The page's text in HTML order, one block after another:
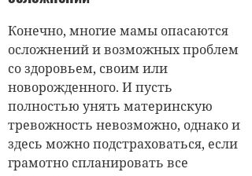
Конечно, многие мамы опасаются
осложнений и возможных проблем
со здоровьем, своим или
новорожденного. И пусть
полностью унять материнскую
тревожность невозможно, однако и
здесь можно подстраховаться, если
грамотно спланировать все